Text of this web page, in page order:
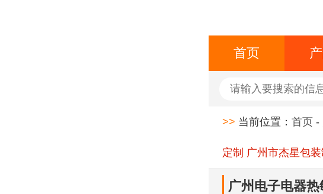
首页
>> 当前位置： 首页 -
定制 广州市杰星包
广州电子电器